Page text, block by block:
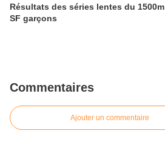
Résultats des séries lentes du 1500m
SF garçons
Commentaires
Ajouter un commentaire